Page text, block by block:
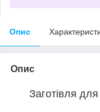
Опис
Опис
Заготівля для